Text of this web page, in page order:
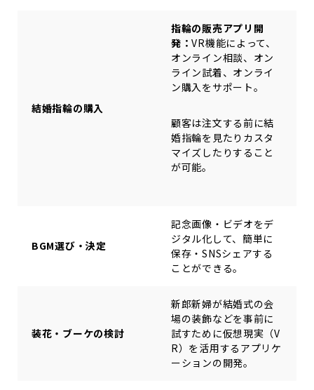
結婚指輪の購入
指輪の販売アプリ開
発：VR機能によって、
オンライン相談、オン
ライン試着、オンライ
ン購入をサポート。
顧客は注文する前に結
婚指輪を見たりカスタ
マイズしたりすること
が可能。
BGM選び・決定
記念画像・ビデオをデ
ジタル化して、簡単に
保存・SNSシェアする
ことができる。
装花・ブーケの検討
新郎新婦が結婚式の会
場の装飾などを事前に
試すために仮想現実（V
R）を活用するアプリケ
ーションの開発。